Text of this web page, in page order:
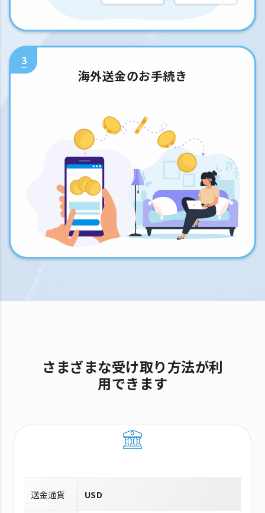
3
海外送金のお手続き
さまざまな受け取り方法が利
用できます
送金通貨 USD